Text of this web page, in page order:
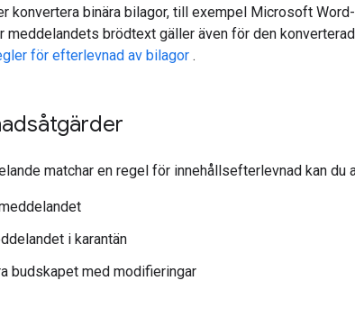
konvertera binära bilagor, till exempel Microsoft
meddelandets brödtext gäller även för den
för efterlevnad av bilagor .
matchar en regel för innehållsefterlevnad kan du
i karantän
budskapet med modifieringar